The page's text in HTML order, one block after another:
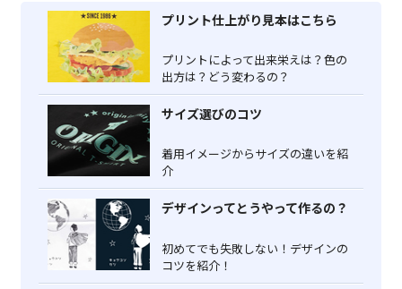
プリント仕上がり見本はこちら
プリントによって出来栄えは？色の
出方は？どう変わるの？
サイズ選びのコツ
着用イメージからサイズの違いを紹
介
デザインってとうやって作るの？
初めてでも失敗しない！デザインの
コツを紹介！